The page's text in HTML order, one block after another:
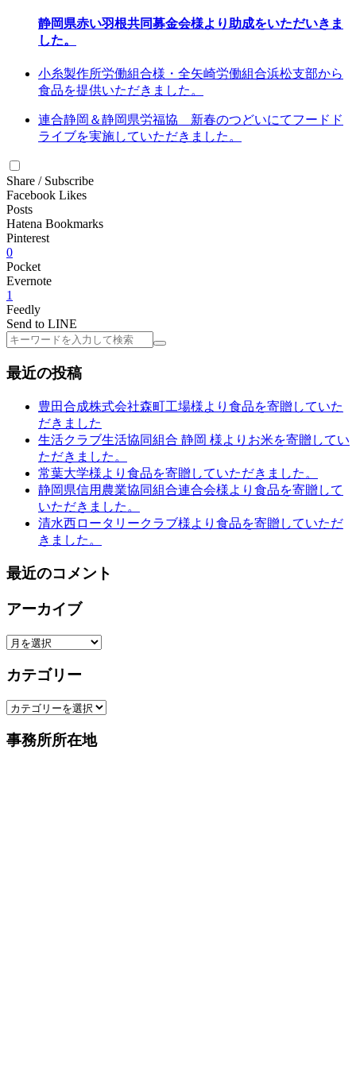
静岡県赤い羽根共同募金会様より助成をいただいきま
した。
小糸製作所労働組合様・全矢崎労働組合浜松支部から
食品を提供いただきました。
連合静岡＆静岡県労福協 新春のつどいにてフードド
ライブを実施していただきました。
Share / Subscribe
Facebook Likes
Posts
Hatena Bookmarks
Pinterest
0
Pocket
Evernote
1
Feedly
Send to LINE
検
最近の投稿
豊田合成株式会社森町工場様より食品を寄贈していた
だきました
生活クラブ生活協同組合 静岡 様よりお米を寄贈してい
ただきました。
常葉大学様より食品を寄贈していただきました。
静岡県信用農業協同組合連合会様より食品を寄贈して
いただきました。
清水西ロータリークラブ様より食品を寄贈していただ
きました。
最近のコメント
アーカイブ
ア
カ
ブ
カテゴリー
カ
ゴ
事務所所在地